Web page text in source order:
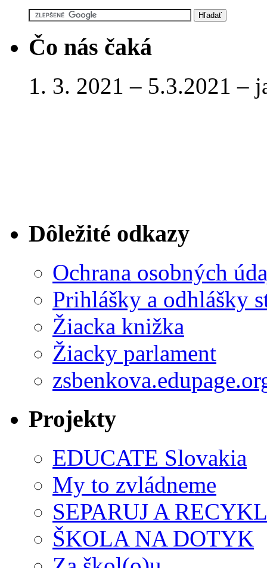
Čo nás čaká
1. 3. 2021 – 5.3.2021 –
Dôležité odkazy
Ochrana osobných
Prihlášky a odhlášky
Žiacka knižka
Žiacky parlament
Projekty
EDUCATE Slovakia
My to zvládneme
SEPARUJ A
ŠKOLA NA DOTYK